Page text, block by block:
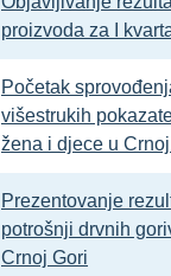
proizvoda za I
Početak
višestrukih
žena i djece u
Prezentovanje
potrošnji drvnih
Crnoj Gori